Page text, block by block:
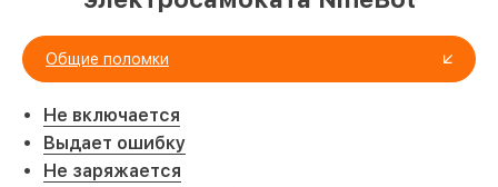
Общие поломки
Не включается
Выдает ошибку
Не заряжается